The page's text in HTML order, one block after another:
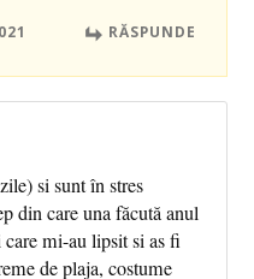
RĂSPUNDE
si sunt în stres
din care una făcută anul
mi-au lipsit si as fi
de plaja, costume